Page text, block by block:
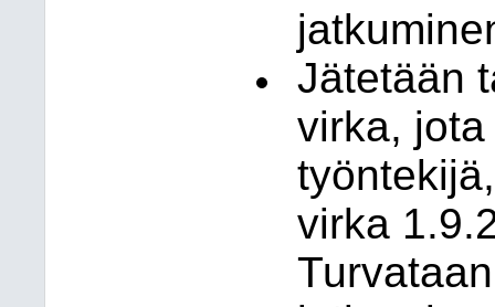
Jätetään
virka,
virka